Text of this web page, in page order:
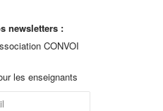
newsletters :
CONVOI
les enseignants